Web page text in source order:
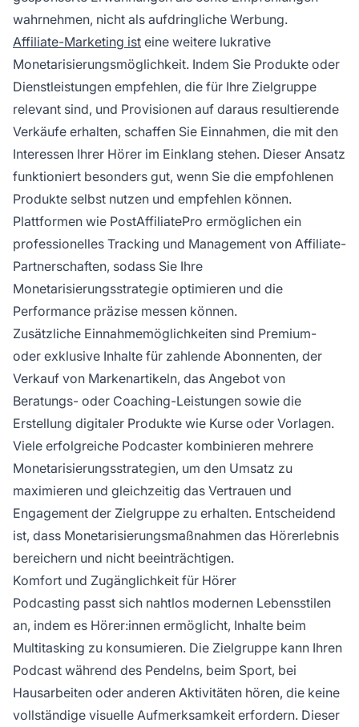
wahrnehmen, nicht als aufdringliche Werbung.
Affiliate-Marketing ist eine weitere lukrative
Monetarisierungsmöglichkeit. Indem Sie Produkte oder
Dienstleistungen empfehlen, die für Ihre Zielgruppe
relevant sind, und Provisionen auf daraus resultierende
Verkäufe erhalten, schaffen Sie Einnahmen, die mit den
Interessen Ihrer Hörer im Einklang stehen. Dieser Ansatz
funktioniert besonders gut, wenn Sie die empfohlenen
Produkte selbst nutzen und empfehlen können.
Plattformen wie PostAffiliatePro ermöglichen ein
professionelles Tracking und Management von Affiliate-
Partnerschaften, sodass Sie Ihre
Monetarisierungsstrategie optimieren und die
Performance präzise messen können.
Zusätzliche Einnahmemöglichkeiten sind Premium-
oder exklusive Inhalte für zahlende Abonnenten, der
Verkauf von Markenartikeln, das Angebot von
Beratungs- oder Coaching-Leistungen sowie die
Erstellung digitaler Produkte wie Kurse oder Vorlagen.
Viele erfolgreiche Podcaster kombinieren mehrere
Monetarisierungsstrategien, um den Umsatz zu
maximieren und gleichzeitig das Vertrauen und
Engagement der Zielgruppe zu erhalten. Entscheidend
ist, dass Monetarisierungsmaßnahmen das Hörerlebnis
bereichern und nicht beeinträchtigen.
Komfort und Zugänglichkeit für Hörer
Podcasting passt sich nahtlos modernen Lebensstilen
an, indem es Hörer:innen ermöglicht, Inhalte beim
Multitasking zu konsumieren. Die Zielgruppe kann Ihren
Podcast während des Pendelns, beim Sport, bei
Hausarbeiten oder anderen Aktivitäten hören, die keine
vollständige visuelle Aufmerksamkeit erfordern. Dieser